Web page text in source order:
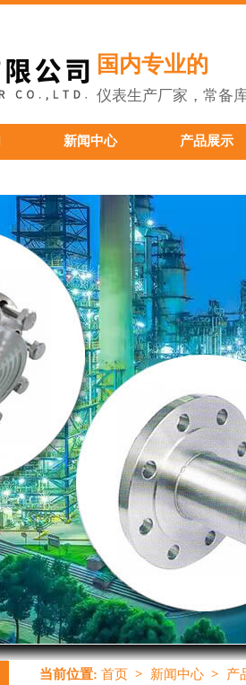
国内专业的
仪表生产厂家，常备
新闻中心 产品展示
当前位置: 首页 > 新闻中心 > 产